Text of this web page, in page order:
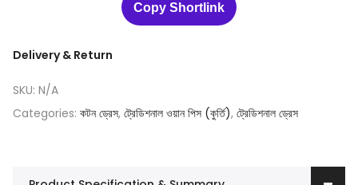
Copy Shortlink
Delivery & Return
SKU: N/A
Categories: কটন ড্রেস, ট্রেডিশনাল ওয়ান পিস (কুর্তি), ট্রেডিশনাল ড্রেস